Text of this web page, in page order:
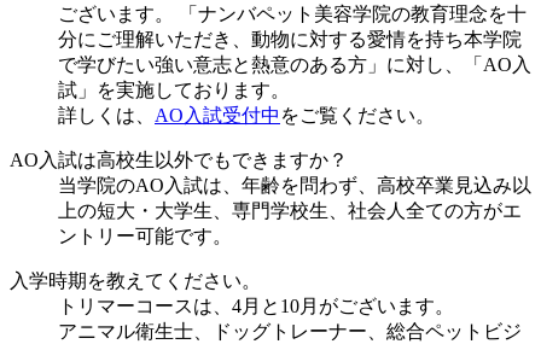
ございます。 「ナンバペット美容学院の教育理念を十
分にご理解いただき、動物に対する愛情を持ち本学院
で学びたい強い意志と熱意のある方」に対し、「AO入
試」を実施しております。
詳しくは、 AO入試受付中 をご覧ください。
AO入試は高校生以外でもできますか？
当学院のAO入試は、年齢を問わず、高校卒業見込み以
上の短大・大学生、専門学校生、社会人全ての方がエ
ントリー可能です。
入学時期を教えてください。
トリマーコースは、4月と10月がございます。
アニマル衛生士、ドッグトレーナー、総合ペットビジ